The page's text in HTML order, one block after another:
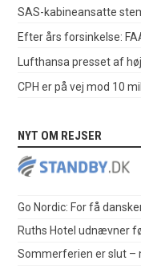
SAS-kabineansatte
Efter års forsinkelse:
Lufthansa presset af
CPH er på vej mod 10
NYT OM REJSER
Go Nordic: For få
Ruths Hotel udnævner
Sommerferien er slut –